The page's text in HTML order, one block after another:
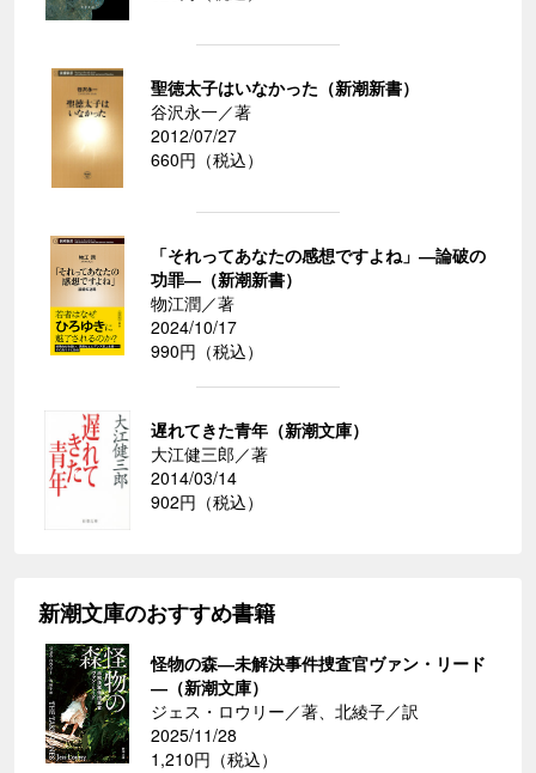
聖徳太子はいなかった（新潮新書）
谷沢永一／著
2012/07/27
660円（税込）
「それってあなたの感想ですよね」―論破の
功罪―（新潮新書）
物江潤／著
2024/10/17
990円（税込）
遅れてきた青年（新潮文庫）
大江健三郎／著
2014/03/14
902円（税込）
新潮文庫のおすすめ書籍
怪物の森―未解決事件捜査官ヴァン・リード
―（新潮文庫）
ジェス・ロウリー／著、北綾子／訳
2025/11/28
1,210円（税込）